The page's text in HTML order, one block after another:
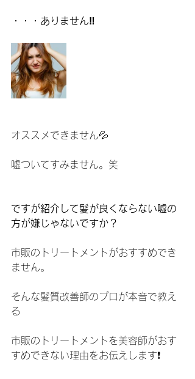
・・・ありません‼️
オススメできません💦
嘘ついてすみません。笑
ですが紹介して髪が良くならない嘘の
方が嫌じゃないですか？
市販のトリートメントがおすすめでき
ません。
そんな髪質改善師のプロが本音で教え
る
市販のトリートメントを美容師がおす
すめできない理由をお伝えします❗️